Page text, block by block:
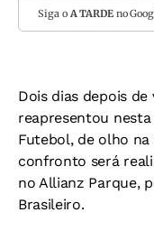
Siga o A TARDEno
Dois dias depois
reapresentou
Futebol, de olho
confronto será
no Allianz Parque,
Brasileiro.